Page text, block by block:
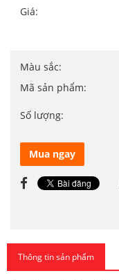
Giá:
Màu sắc:
Mã sản phẩm:
Số lượng:
Mua ngay
Thông tin sản phẩm